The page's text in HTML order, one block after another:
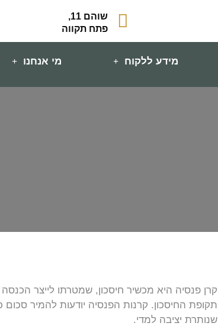
שוהם 11,
פתח תקווה
מידע ללקוח מי אנחנו
קרן פנסיה היא מכשיר חיסכון, שמטרתו לייצר
תקופת החיסכון. קרנות הפנסיה יודעות להמיר
שנותרת יציבה למדי.